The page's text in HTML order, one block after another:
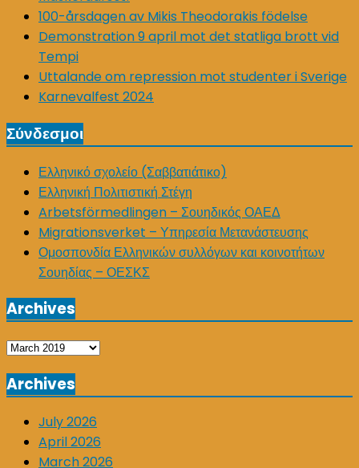
100-årsdagen av Mikis Theodorakis födelse
Demonstration 9 april mot det statliga brott vid
Tempi
Uttalande om repression mot studenter i Sverige
Karnevalfest 2024
Σύνδεσμοι
Ελληνικό σχολείο (Σαββατιάτικο)
Ελληνική Πολιτιστική Στέγη
Arbetsförmedlingen – Σουηδικός ΟΑΕΔ
Migrationsverket – Υπηρεσία Μετανάστευσης
Ομοσπονδία Ελληνικών συλλόγων και κοινοτήτων
Σουηδίας – ΟΕΣΚΣ
Archives
Archives
Archives
July 2026
April 2026
March 2026